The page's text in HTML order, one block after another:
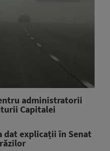
administratorii
Capitalei
explicații în Senat